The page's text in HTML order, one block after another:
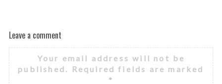
Leave a comment
Your email address will not be
published.
Required fields are marked
*